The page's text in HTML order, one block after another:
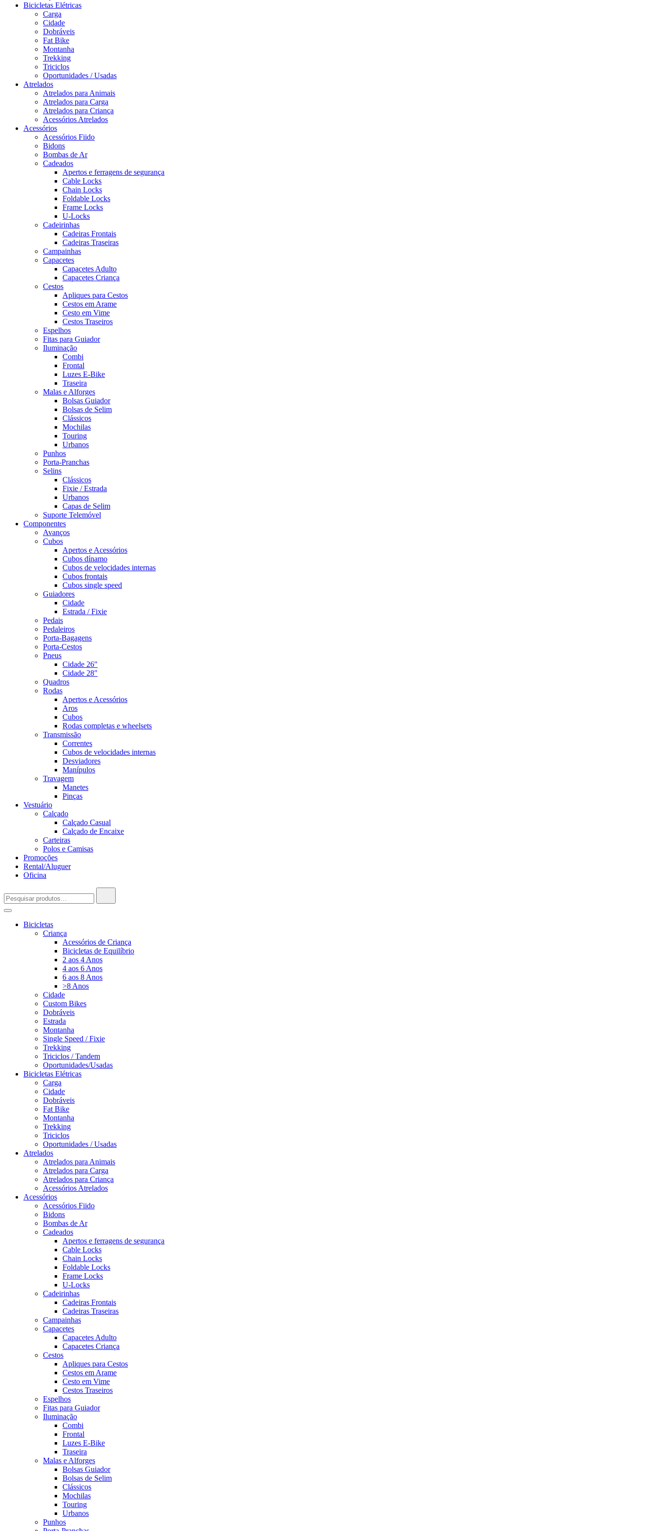
Bicicletas Elétricas
Carga
Cidade
Dobráveis
Fat Bike
Montanha
Trekking
Triciclos
Oportunidades / Usadas
Atrelados
Atrelados para Animais
Atrelados para Carga
Atrelados para Criança
Acessórios Atrelados
Acessórios
Acessórios Fiido
Bidons
Bombas de Ar
Cadeados
Apertos e ferragens de segurança
Cable Locks
Chain Locks
Foldable Locks
Frame Locks
U-Locks
Cadeirinhas
Cadeiras Frontais
Cadeiras Traseiras
Campainhas
Capacetes
Capacetes Adulto
Capacetes Criança
Cestos
Apliques para Cestos
Cestos em Arame
Cesto em Vime
Cestos Traseiros
Espelhos
Fitas para Guiador
Iluminação
Combi
Frontal
Luzes E-Bike
Traseira
Malas e Alforges
Bolsas Guiador
Bolsas de Selim
Clássicos
Mochilas
Touring
Urbanos
Punhos
Porta-Pranchas
Selins
Clássicos
Fixie / Estrada
Urbanos
Capas de Selim
Suporte Telemóvel
Componentes
Avanços
Cubos
Apertos e Acessórios
Cubos dínamo
Cubos de velocidades internas
Cubos frontais
Cubos single speed
Guiadores
Cidade
Estrada / Fixie
Pedais
Pedaleiros
Porta-Bagagens
Porta-Cestos
Pneus
Cidade 26"
Cidade 28"
Quadros
Rodas
Apertos e Acessórios
Aros
Cubos
Rodas completas e wheelsets
Transmissão
Correntes
Cubos de velocidades internas
Desviadores
Manípulos
Travagem
Manetes
Pinças
Vestuário
Calçado
Calçado Casual
Calçado de Encaixe
Carteiras
Polos e Camisas
Promoções
Rental/Aluguer
Oficina
por:
Bicicletas
Criança
Acessórios de Criança
Bicicletas de Equilíbrio
2 aos 4 Anos
4 aos 6 Anos
6 aos 8 Anos
>8 Anos
Cidade
Custom Bikes
Dobráveis
Estrada
Montanha
Single Speed / Fixie
Trekking
Triciclos / Tandem
Oportunidades/Usadas
Bicicletas Elétricas
Carga
Cidade
Dobráveis
Fat Bike
Montanha
Trekking
Triciclos
Oportunidades / Usadas
Atrelados
Atrelados para Animais
Atrelados para Carga
Atrelados para Criança
Acessórios Atrelados
Acessórios
Acessórios Fiido
Bidons
Bombas de Ar
Cadeados
Apertos e ferragens de segurança
Cable Locks
Chain Locks
Foldable Locks
Frame Locks
U-Locks
Cadeirinhas
Cadeiras Frontais
Cadeiras Traseiras
Campainhas
Capacetes
Capacetes Adulto
Capacetes Criança
Cestos
Apliques para Cestos
Cestos em Arame
Cesto em Vime
Cestos Traseiros
Espelhos
Fitas para Guiador
Iluminação
Combi
Frontal
Luzes E-Bike
Traseira
Malas e Alforges
Bolsas Guiador
Bolsas de Selim
Clássicos
Mochilas
Touring
Urbanos
Punhos